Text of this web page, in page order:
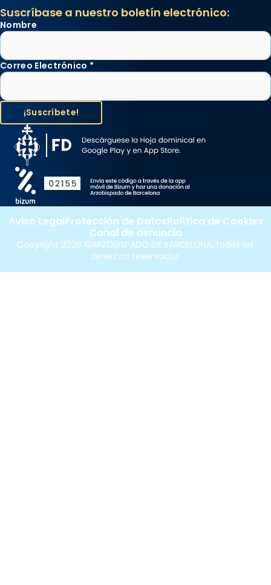
Suscríbase a nuestro boletín electrónico:
Nombre
Correo Electrónico *
Copyright 2026 ©ARZOBISPADO DE BARCELONA, todos los
derechos reservados.
Aviso LegalProtección de DatosPolítica de Cookies
Canal de denuncia